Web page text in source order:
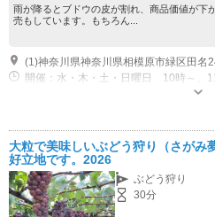
雨が降るとブドウの皮が割れ、商品価値が下
売もしています。もちろん...
開催：水・木・土・日曜日 10時～、
専用駐車場あり（無料）8台 畑に寄せ
大粒で美味しいぶどう狩り（さがみ
好立地です。2026
ぶどう狩り
30分